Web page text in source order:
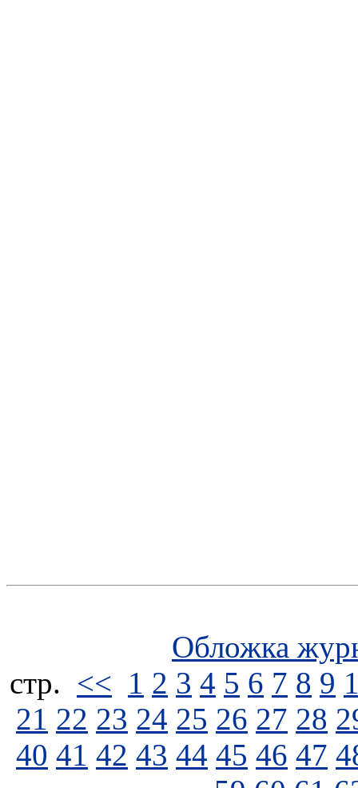
Обложка
стp. << 1 2 3 4 5 6 7 8 9
21 22 23 24 25 26 27 28
40 41 42 43 44 45 46 47